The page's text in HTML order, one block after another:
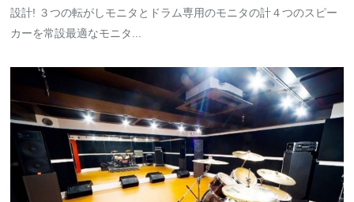
設計! ３つの転がしモニタとドラム専用のモニタの計４つのスピー
カーを常設最適なモニタ...